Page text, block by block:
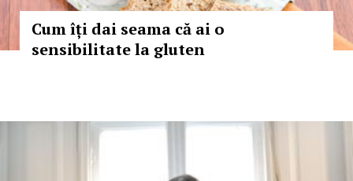
Cum îți dai seama că ai o
sensibilitate la gluten